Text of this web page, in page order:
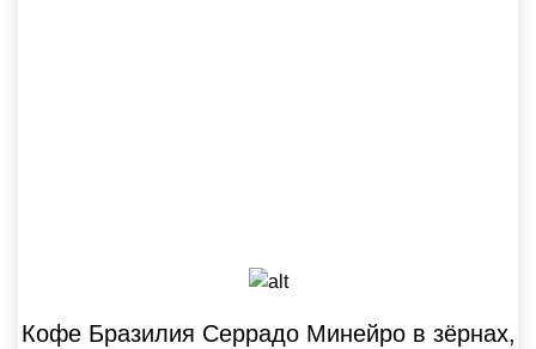
Кофе Бразилия Серрадо Минейро в зёрнах,